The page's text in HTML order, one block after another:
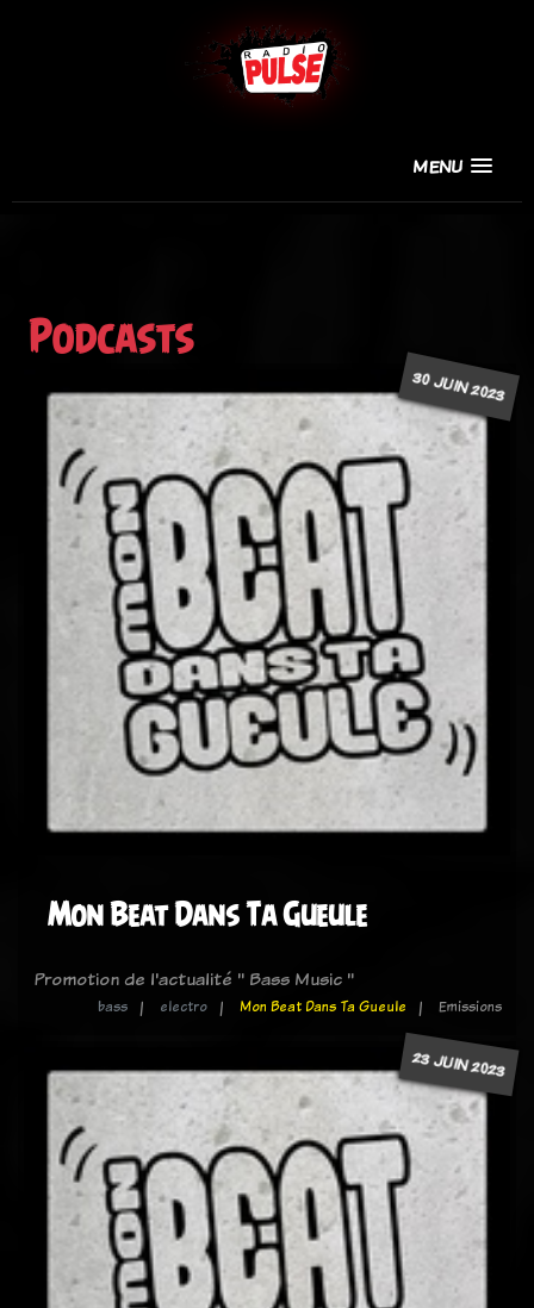
MENU
Podcasts
30 JUIN 2023
Mon Beat Dans Ta Gueule
Promotion de l'actualité " Bass Music "
bass electro Mon Beat Dans Ta Gueule Emissions
23 JUIN 2023